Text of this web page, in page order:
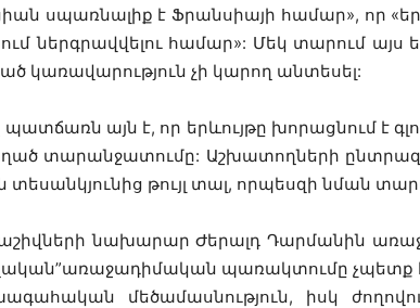
սպառնալիք է Ֆրանսիայի համար», որ «
ներգրավվելու համար»: Մեկ տարում այս
կառավարություն չի կարող անտեսել:
պատճառն այն է, որ երևույթը խորացնում է
տարանջատումը: Աշխատողների
տեսանկյունից թույլ տալ, որպեսզի նման
նախարար Ժերալդ Դարմանին
”առաջադիմական պառակտումը չպետք
մեծամասնություն, իսկ